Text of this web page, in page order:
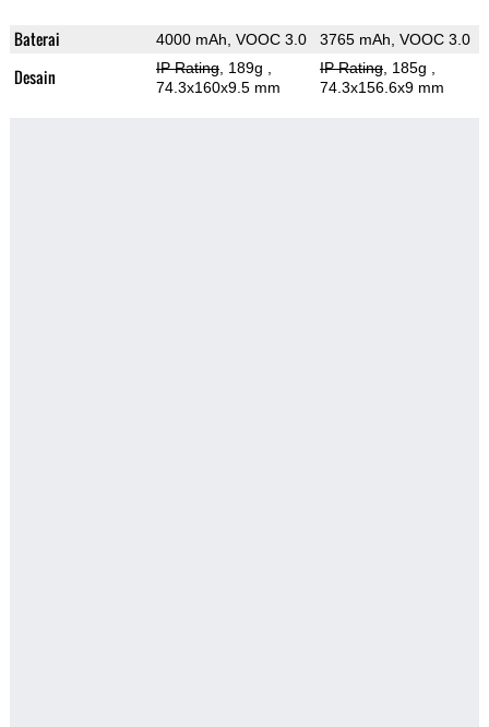
Baterai 4000 mAh, VOOC 3.0 3765 mAh, VOOC 3.0
Desain IP Rating, 189g
74.3x160x9.5 mm
IP Rating, 185g
74.3x156.6x9 mm